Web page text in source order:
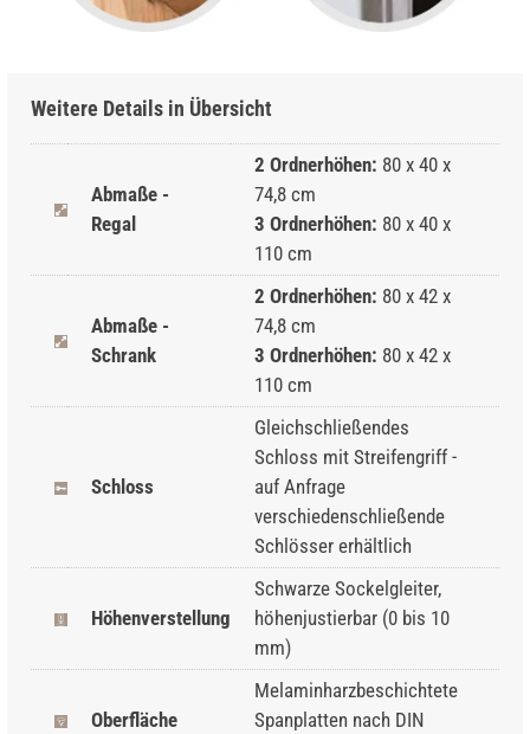
Weitere Details in Übersicht
Abmaße -
Regal
2 Ordnerhöhen: 80 x 40 x
74,8 cm
3 Ordnerhöhen: 80 x 40 x
110 cm
Abmaße -
Schrank
2 Ordnerhöhen: 80 x 42 x
74,8 cm
3 Ordnerhöhen: 80 x 42 x
110 cm
Schloss
Gleichschließendes
Schloss mit Streifengriff -
auf Anfrage
verschiedenschließende
Schlösser erhältlich
Höhenverstellung
Schwarze Sockelgleiter,
höhenjustierbar (0 bis 10
mm)
Oberfläche
Melaminharzbeschichtete
Spanplatten nach DIN